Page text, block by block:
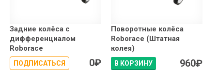
Задние колёса с
дифференциалом
Roborace
ПОДПИСАТЬСЯ 0₽
Поворотные колёса
Roborace (Штатная
колея)
В КОРЗИНУ 960₽